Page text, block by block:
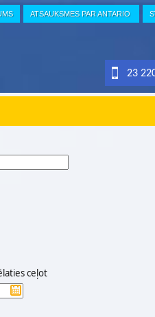
ATSAUKSMES PAR ANTARIO
23
ceļot